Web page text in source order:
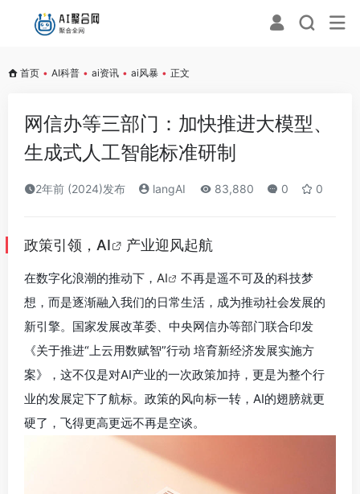
首页 • AI科普 • ai资讯 • ai风暴 • 正文
网信办等三部门：加快推进大模型、
生成式人工智能标准研制
2年前 (2024)发布 langAI 83,880 0 0
政策引领， AI 产业迎风起航
在数字化浪潮的推动下， AI
不再是遥不可及的科技梦
想，而是逐渐融入我们的日常生活，成为推动社会发展的
新引擎。国家发展改革委、中央网信办等部门联合印发
《关于推进“上云用数赋智”行动 培育新经济发展实施方
案》，这不仅是对AI产业的一次政策加持，更是为整个行
业的发展定下了航标。政策的风向标一转，AI的翅膀就更
硬了，飞得更高更远不再是空谈。